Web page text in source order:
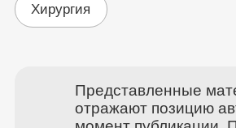
Хирургия
Представленные
отражают позицию